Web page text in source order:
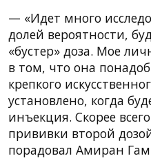
— «Идет много
долей вероятности,
«бустер» доза. Мое
в том, что она
крепкого
установлено, когда
инъекция. Скорее
прививки второй
порадовал Амиран